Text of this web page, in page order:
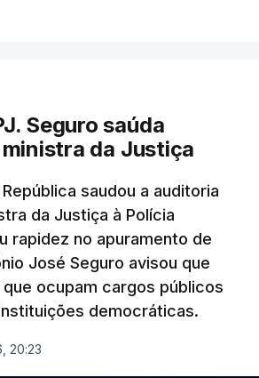
de droga.
Seguro saúda
da Justiça
saudou a auditoria
da Justiça à Polícia
rapidez no apuramento de
José Seguro avisou que
ocupam cargos públicos
democráticas.
20:23